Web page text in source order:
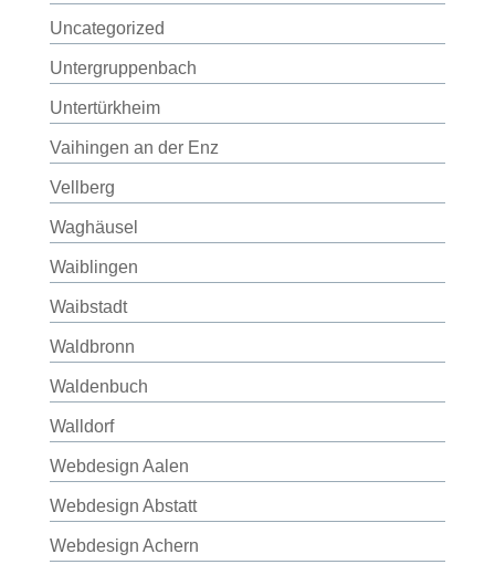
Uncategorized
Untergruppenbach
Untertürkheim
Vaihingen an der Enz
Vellberg
Waghäusel
Waiblingen
Waibstadt
Waldbronn
Waldenbuch
Walldorf
Webdesign Aalen
Webdesign Abstatt
Webdesign Achern